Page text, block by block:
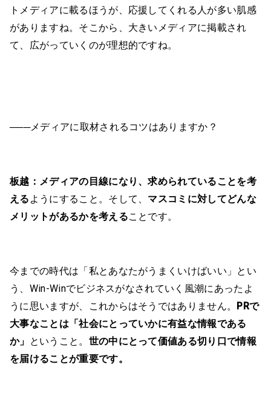
トメディアに載るほうが、応援してくれる人が多い肌感
がありますね。そこから、大きいメディアに掲載され
て、広がっていくのが理想的ですね。
───メディアに取材されるコツはありますか？
板越： メディアの目線になり、求められていることを考
える ようにすること。そして、 マスコミに対してどんな
メリットがあるかを考えることです。
今までの時代は「私とあなたがうまくいけばいい」とい
う、Win-Winでビジネスがなされていく風潮にあったよ
うに思いますが、これからはそうではありません。
PRで
大事なことは「社会にとっていかに有益な情報である
か」 ということ。 世の中にとって価値ある切り口で情報
を届けることが重要です。